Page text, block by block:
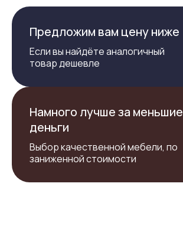
Предложим вам цену ниже
Если вы найдёте аналогичный
товар дешевле
Намного лучше за меньшие
деньги
Выбор качественной мебели, по
заниженной стоимости